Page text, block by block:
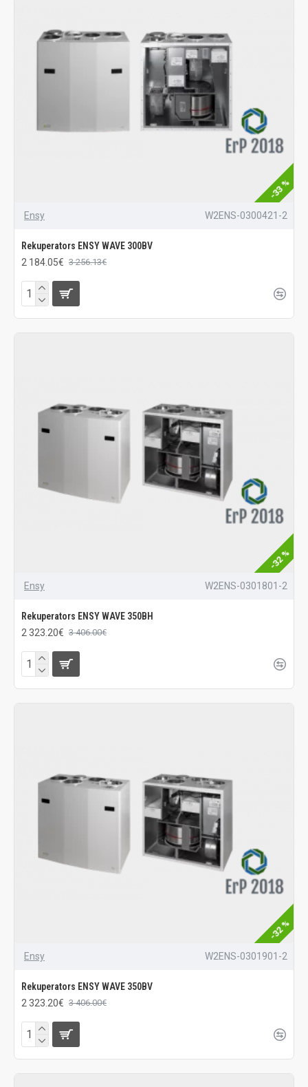
-33 %
Ensy W2ENS-0300421-2
Rekuperators ENSY WAVE 300BV
2 184.05€ 3 256.13€
-32 %
Ensy W2ENS-0301801-2
Rekuperators ENSY WAVE 350BH
2 323.20€ 3 406.00€
-32 %
Ensy W2ENS-0301901-2
Rekuperators ENSY WAVE 350BV
2 323.20€ 3 406.00€